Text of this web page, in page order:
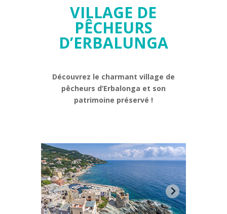
VILLAGE DE
PÊCHEURS
D’ERBALUNGA
Découvrez le charmant village de
pêcheurs d’Erbalonga et son
patrimoine préservé !